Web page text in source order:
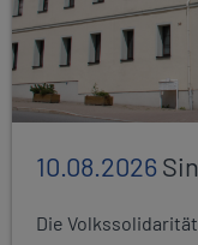
10.08.2026
Die